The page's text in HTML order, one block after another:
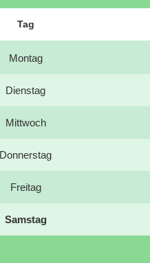
Tag
Montag
Dienstag
Mittwoch
Donnerstag
Freitag
Samstag